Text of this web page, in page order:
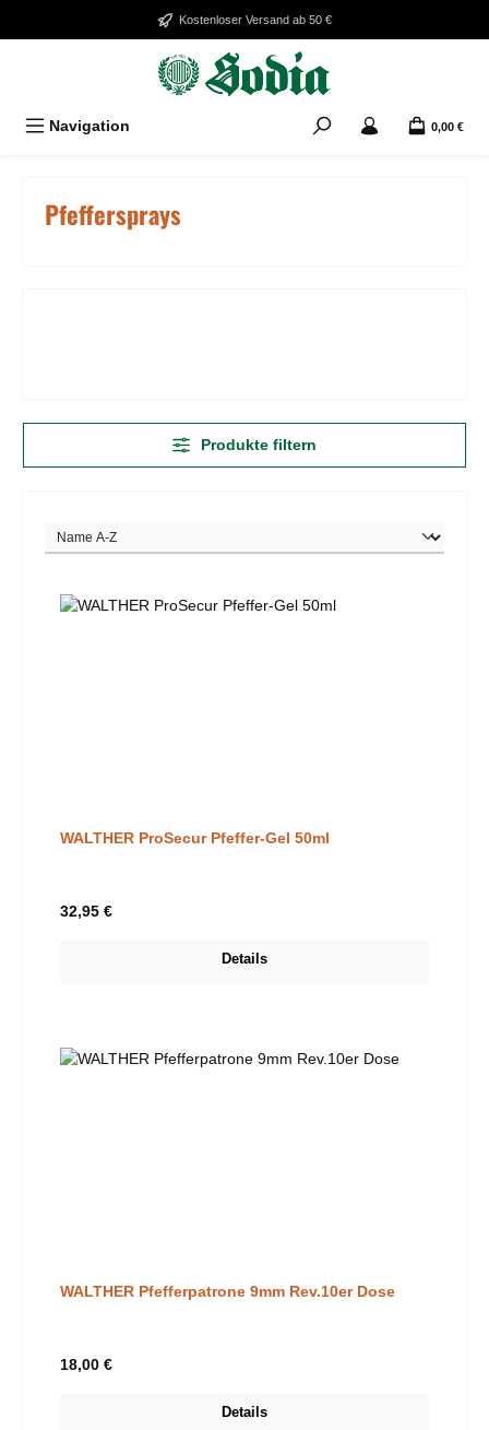
Zum Hauptinhalt springenKostenloser Versand ab 50 €
Navigation 0,00 €
Pfeffersprays
Produkte filtern
WALTHER ProSecur Pfeffer-Gel 50ml
Regulärer Preis:
32,95 €
Details
WALTHER Pfefferpatrone 9mm Rev.10er Dose
Regulärer Preis:
18,00 €
Details